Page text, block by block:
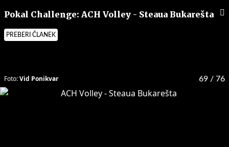
Pokal Challenge: ACH Volley - Steaua Bukarešta
PREBERI ČLANEK
69 / 76
Foto:Vid Ponikvar